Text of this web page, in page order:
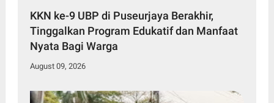
KKN ke-9 UBP di Puseurjaya Berakhir,
Tinggalkan Program Edukatif dan Manfaat
Nyata Bagi Warga
August 09, 2026